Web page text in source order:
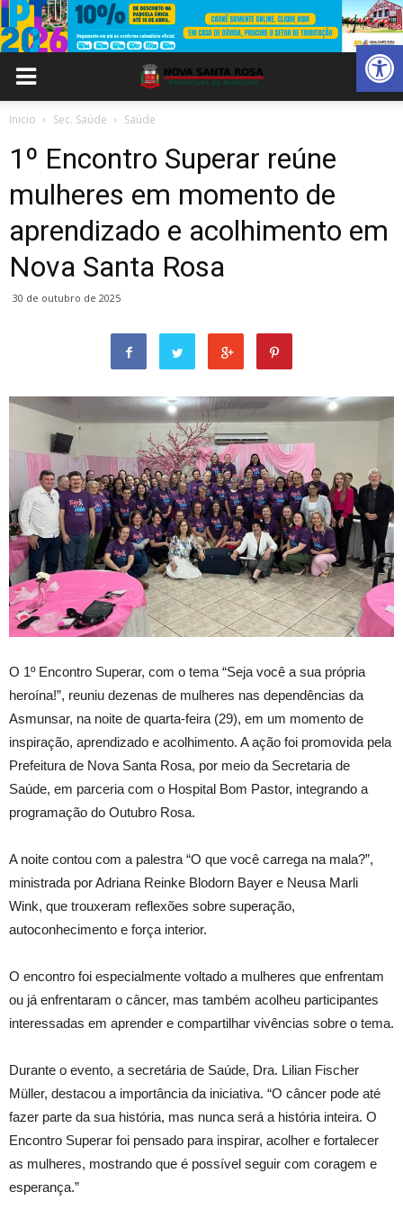
Abrir
Inicio Sec. Saúde Saúde
1º Encontro Superar reúne
mulheres em momento de
aprendizado e acolhimento em
Nova Santa Rosa
30 de outubro de 2025
O 1º Encontro Superar, com o tema “Seja você a sua própria
heroína!”, reuniu dezenas de mulheres nas dependências da
Asmunsar, na noite de quarta-feira (29), em um momento de
inspiração, aprendizado e acolhimento. A ação foi promovida pela
Prefeitura de Nova Santa Rosa, por meio da Secretaria de
Saúde, em parceria com o Hospital Bom Pastor, integrando a
programação do Outubro Rosa.
A noite contou com a palestra “O que você carrega na mala?”,
ministrada por Adriana Reinke Blodorn Bayer e Neusa Marli
Wink, que trouxeram reflexões sobre superação,
autoconhecimento e força interior.
O encontro foi especialmente voltado a mulheres que enfrentam
ou já enfrentaram o câncer, mas também acolheu participantes
interessadas em aprender e compartilhar vivências sobre o tema.
Durante o evento, a secretária de Saúde, Dra. Lilian Fischer
Müller, destacou a importância da iniciativa. “O câncer pode até
fazer parte da sua história, mas nunca será a história inteira. O
Encontro Superar foi pensado para inspirar, acolher e fortalecer
as mulheres, mostrando que é possível seguir com coragem e
esperança.”